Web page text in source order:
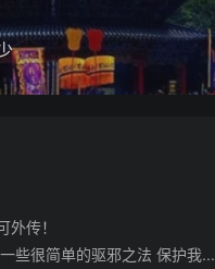
传！
些很简单的驱邪之法 保护我...